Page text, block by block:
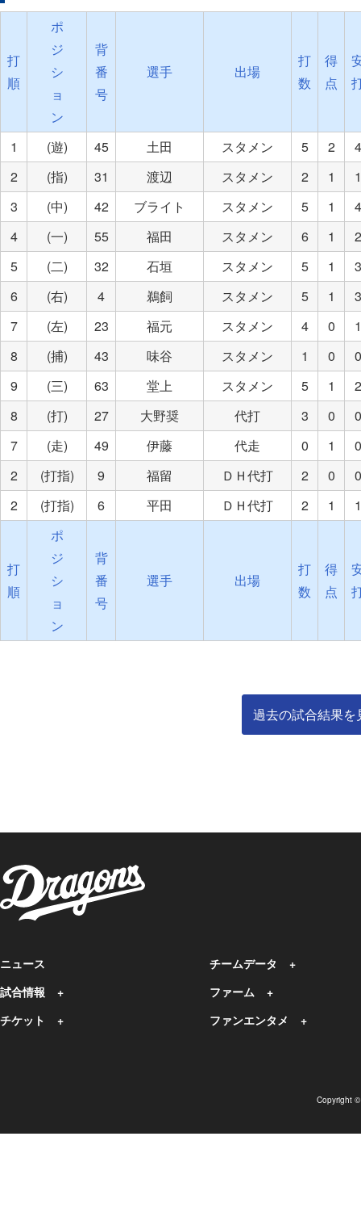
打
順
ポ
ジ
シ
ョ
ン
背
番
号
選手 出場
打
数
得
点
1 (遊) 45 土田 スタメン 5 2
4
2
(指) 31 渡辺 スタメン 2 1
1
3
(中) 42 ブライト スタメン 5 1
4
4
(一) 55 福田 スタメン 6 1
2
5
(二) 32 石垣 スタメン 5 1
3
6
(右) 4 鵜飼 スタメン 5 1
3
7
(左) 23 福元 スタメン 4 0
1
8
(捕) 43 味谷 スタメン 1 0
0
9
(三) 63 堂上 スタメン 5 1
2
8
(打) 27 大野奨 代打 3 0
0
7
(走) 49 伊藤 代走 0 1
0
2
(打指) 9 福留 ＤＨ代打 2 0
0
2
(打指) 6 平田 ＤＨ代打 2 1 1
打
順
ポ
ジ
シ
ョ
ン
背
番
号
選手 出場
打
数
得
点
過去の試合結果
ニュース
試合情報
チケット
チームデータ
ファーム
ファンエンタメ
Copyright